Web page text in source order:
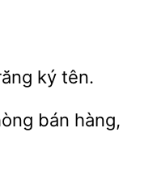
ký
bán hàng,